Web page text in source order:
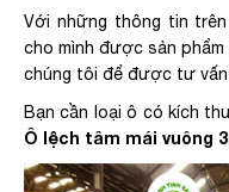
Với những thông tin
cho mình được sản
chúng tôi để được tư vấn
Bạn cần loại ô có kích
Ô lệch tâm mái vuông